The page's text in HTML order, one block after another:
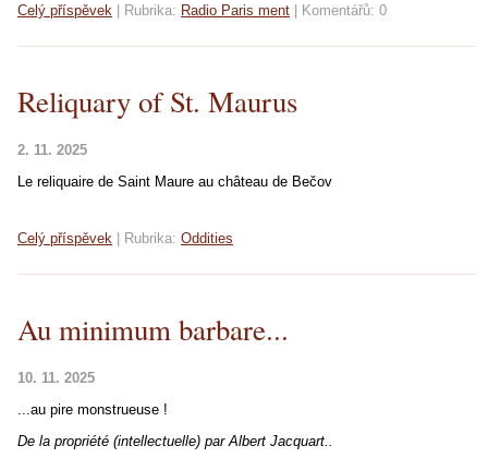
Celý příspěvek Rubrika: Radio Paris ment Komentářů: 0
Reliquary of St. Maurus
2. 11. 2025
Le reliquaire de Saint Maure au château de Bečov
Celý příspěvek Rubrika: Oddities
Au minimum barbare...
10. 11. 2025
...au pire monstrueuse !
De la propriété (intellectuelle) par Albert Jacquart..